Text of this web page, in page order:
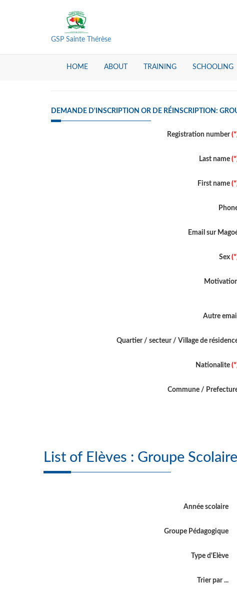
GSP Sainte Thérèse
HOME ABOUT TRAINING SCHOOLING
DEMANDE D'INSCRIPTION OR DE RÉINSCRIPTION:
Registration number
Last name
First name
Email sur
Sex
Autre email
Quartier / secteur / Village de
Nationalite
Commune /
List of Elèves :
Année scolaire
Groupe Pédagogique
Type d'Elève
Trier par ...